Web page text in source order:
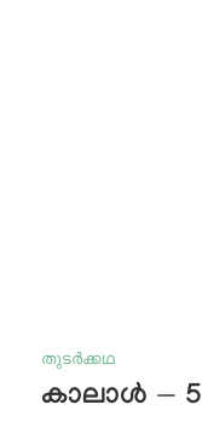
തുടർക്കഥ
കാലാള്‍ — 5